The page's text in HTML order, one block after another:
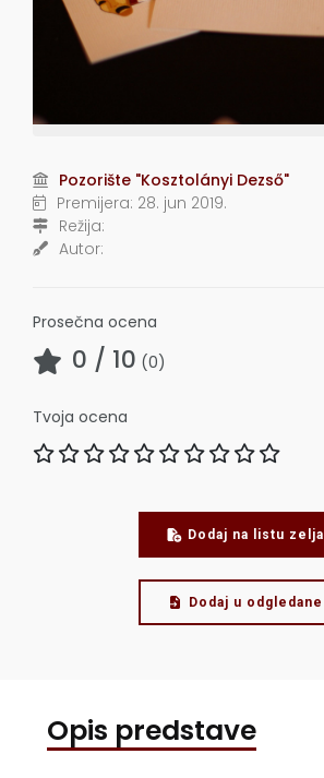
Pozorište "Kosztolányi Dezső"
Premijera: 28. jun 2019.
Režija:
Autor:
Prosečna ocena
0 / 10 (0)
Tvoja ocena
Dodaj na listu zelja
Dodaj u odgledane
Opis predstave